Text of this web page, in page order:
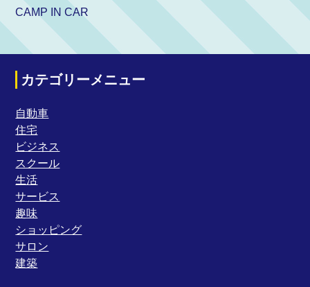
CAMP IN CAR
カテゴリーメニュー
自動車
住宅
ビジネス
スクール
生活
サービス
趣味
ショッピング
サロン
建築